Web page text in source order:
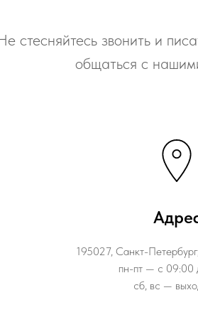
стесняйтесь звонить и
общаться с
195027, Санкт-
пн-пт — с 09:00
сб, вс —